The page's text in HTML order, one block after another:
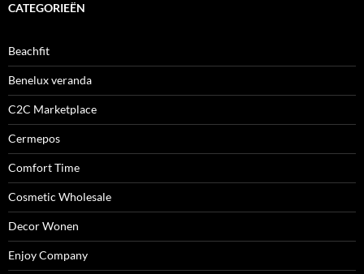
CATEGORIEËN
Beachfit
Benelux veranda
C2C Marketplace
Cermepos
Comfort Time
Cosmetic Wholesale
Decor Wonen
Enjoy Company